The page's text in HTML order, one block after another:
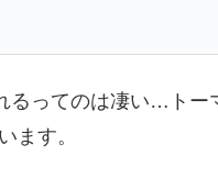
るってのは凄い…トー
ます。